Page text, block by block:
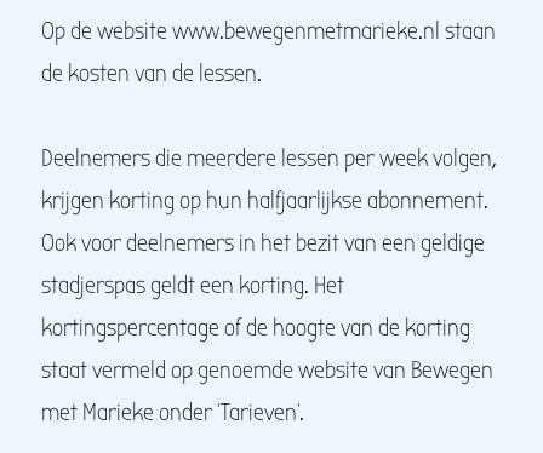
Op de website www.bewegenmetmarieke.nl staan
de kosten van de lessen.
Deelnemers die meerdere lessen per week volgen,
krijgen korting op hun halfjaarlijkse abonnement.
Ook voor deelnemers in het bezit van een geldige
stadjerspas geldt een korting. Het
kortingspercentage of de hoogte van de korting
staat vermeld op genoemde website van Bewegen
met Marieke onder ‘Tarieven’.